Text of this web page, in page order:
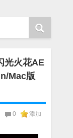
光火花AE
Mac版
0
添加